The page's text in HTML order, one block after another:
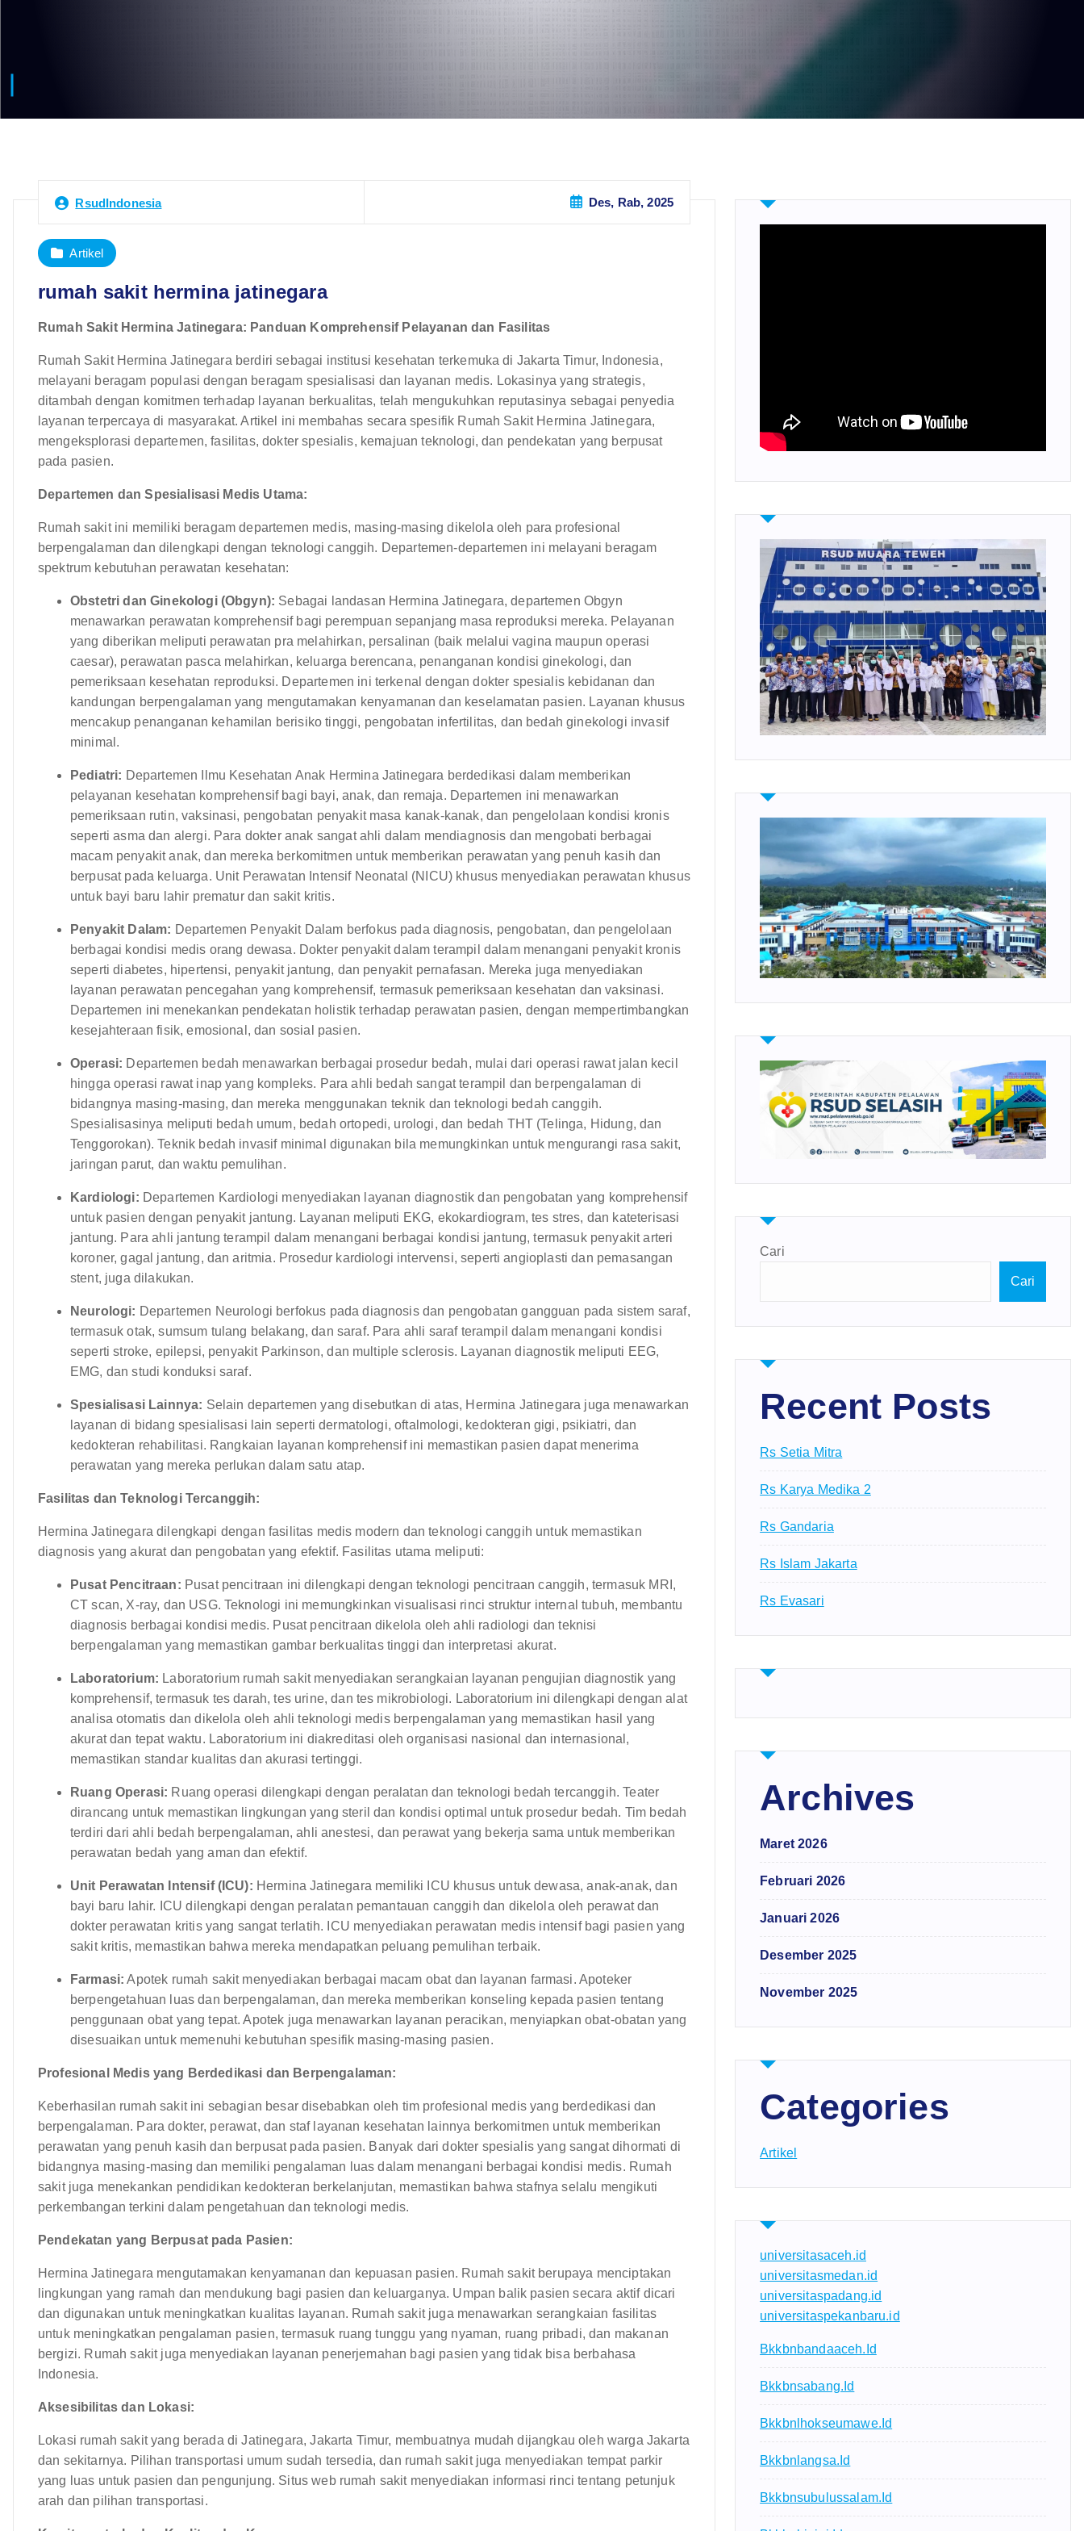
RsudIndonesia Des, Rab, 2025
Artikel
rumah sakit hermina jatinegara
Rumah Sakit Hermina Jatinegara: Panduan Komprehensif Pelayanan dan Fasilitas
Rumah Sakit Hermina Jatinegara berdiri sebagai institusi kesehatan terkemuka di Jakarta Timur, Indonesia,
melayani beragam populasi dengan beragam spesialisasi dan layanan medis. Lokasinya yang strategis,
ditambah dengan komitmen terhadap layanan berkualitas, telah mengukuhkan reputasinya sebagai penyedia
layanan terpercaya di masyarakat. Artikel ini membahas secara spesifik Rumah Sakit Hermina Jatinegara,
mengeksplorasi departemen, fasilitas, dokter spesialis, kemajuan teknologi, dan pendekatan yang berpusat
pada pasien.
Departemen dan Spesialisasi Medis Utama:
Rumah sakit ini memiliki beragam departemen medis, masing-masing dikelola oleh para profesional
berpengalaman dan dilengkapi dengan teknologi canggih. Departemen-departemen ini melayani beragam
spektrum kebutuhan perawatan kesehatan:
Obstetri dan Ginekologi (Obgyn): Sebagai landasan Hermina Jatinegara, departemen Obgyn
menawarkan perawatan komprehensif bagi perempuan sepanjang masa reproduksi mereka. Pelayanan
yang diberikan meliputi perawatan pra melahirkan, persalinan (baik melalui vagina maupun operasi
caesar), perawatan pasca melahirkan, keluarga berencana, penanganan kondisi ginekologi, dan
pemeriksaan kesehatan reproduksi. Departemen ini terkenal dengan dokter spesialis kebidanan dan
kandungan berpengalaman yang mengutamakan kenyamanan dan keselamatan pasien. Layanan khusus
mencakup penanganan kehamilan berisiko tinggi, pengobatan infertilitas, dan bedah ginekologi invasif
minimal.
Pediatri: Departemen Ilmu Kesehatan Anak Hermina Jatinegara berdedikasi dalam memberikan
pelayanan kesehatan komprehensif bagi bayi, anak, dan remaja. Departemen ini menawarkan
pemeriksaan rutin, vaksinasi, pengobatan penyakit masa kanak-kanak, dan pengelolaan kondisi kronis
seperti asma dan alergi. Para dokter anak sangat ahli dalam mendiagnosis dan mengobati berbagai
macam penyakit anak, dan mereka berkomitmen untuk memberikan perawatan yang penuh kasih dan
berpusat pada keluarga. Unit Perawatan Intensif Neonatal (NICU) khusus menyediakan perawatan khusus
untuk bayi baru lahir prematur dan sakit kritis.
Penyakit Dalam: Departemen Penyakit Dalam berfokus pada diagnosis, pengobatan, dan pengelolaan
berbagai kondisi medis orang dewasa. Dokter penyakit dalam terampil dalam menangani penyakit kronis
seperti diabetes, hipertensi, penyakit jantung, dan penyakit pernafasan. Mereka juga menyediakan
layanan perawatan pencegahan yang komprehensif, termasuk pemeriksaan kesehatan dan vaksinasi.
Departemen ini menekankan pendekatan holistik terhadap perawatan pasien, dengan mempertimbangkan
kesejahteraan fisik, emosional, dan sosial pasien.
Operasi: Departemen bedah menawarkan berbagai prosedur bedah, mulai dari operasi rawat jalan kecil
hingga operasi rawat inap yang kompleks. Para ahli bedah sangat terampil dan berpengalaman di
bidangnya masing-masing, dan mereka menggunakan teknik dan teknologi bedah canggih.
Spesialisasinya meliputi bedah umum, bedah ortopedi, urologi, dan bedah THT (Telinga, Hidung, dan
Tenggorokan). Teknik bedah invasif minimal digunakan bila memungkinkan untuk mengurangi rasa sakit,
jaringan parut, dan waktu pemulihan.
Kardiologi: Departemen Kardiologi menyediakan layanan diagnostik dan pengobatan yang komprehensif
untuk pasien dengan penyakit jantung. Layanan meliputi EKG, ekokardiogram, tes stres, dan kateterisasi
jantung. Para ahli jantung terampil dalam menangani berbagai kondisi jantung, termasuk penyakit arteri
koroner, gagal jantung, dan aritmia. Prosedur kardiologi intervensi, seperti angioplasti dan pemasangan
stent, juga dilakukan.
Neurologi: Departemen Neurologi berfokus pada diagnosis dan pengobatan gangguan pada sistem saraf,
termasuk otak, sumsum tulang belakang, dan saraf. Para ahli saraf terampil dalam menangani kondisi
seperti stroke, epilepsi, penyakit Parkinson, dan multiple sclerosis. Layanan diagnostik meliputi EEG,
EMG, dan studi konduksi saraf.
Spesialisasi Lainnya: Selain departemen yang disebutkan di atas, Hermina Jatinegara juga menawarkan
layanan di bidang spesialisasi lain seperti dermatologi, oftalmologi, kedokteran gigi, psikiatri, dan
kedokteran rehabilitasi. Rangkaian layanan komprehensif ini memastikan pasien dapat menerima
perawatan yang mereka perlukan dalam satu atap.
Fasilitas dan Teknologi Tercanggih:
Hermina Jatinegara dilengkapi dengan fasilitas medis modern dan teknologi canggih untuk memastikan
diagnosis yang akurat dan pengobatan yang efektif. Fasilitas utama meliputi:
Pusat Pencitraan: Pusat pencitraan ini dilengkapi dengan teknologi pencitraan canggih, termasuk MRI,
CT scan, X-ray, dan USG. Teknologi ini memungkinkan visualisasi rinci struktur internal tubuh, membantu
diagnosis berbagai kondisi medis. Pusat pencitraan dikelola oleh ahli radiologi dan teknisi
berpengalaman yang memastikan gambar berkualitas tinggi dan interpretasi akurat.
Laboratorium: Laboratorium rumah sakit menyediakan serangkaian layanan pengujian diagnostik yang
komprehensif, termasuk tes darah, tes urine, dan tes mikrobiologi. Laboratorium ini dilengkapi dengan alat
analisa otomatis dan dikelola oleh ahli teknologi medis berpengalaman yang memastikan hasil yang
akurat dan tepat waktu. Laboratorium ini diakreditasi oleh organisasi nasional dan internasional,
memastikan standar kualitas dan akurasi tertinggi.
Ruang Operasi: Ruang operasi dilengkapi dengan peralatan dan teknologi bedah tercanggih. Teater
dirancang untuk memastikan lingkungan yang steril dan kondisi optimal untuk prosedur bedah. Tim bedah
terdiri dari ahli bedah berpengalaman, ahli anestesi, dan perawat yang bekerja sama untuk memberikan
perawatan bedah yang aman dan efektif.
Unit Perawatan Intensif (ICU): Hermina Jatinegara memiliki ICU khusus untuk dewasa, anak-anak, dan
bayi baru lahir. ICU dilengkapi dengan peralatan pemantauan canggih dan dikelola oleh perawat dan
dokter perawatan kritis yang sangat terlatih. ICU menyediakan perawatan medis intensif bagi pasien yang
sakit kritis, memastikan bahwa mereka mendapatkan peluang pemulihan terbaik.
Farmasi: Apotek rumah sakit menyediakan berbagai macam obat dan layanan farmasi. Apoteker
berpengetahuan luas dan berpengalaman, dan mereka memberikan konseling kepada pasien tentang
penggunaan obat yang tepat. Apotek juga menawarkan layanan peracikan, menyiapkan obat-obatan yang
disesuaikan untuk memenuhi kebutuhan spesifik masing-masing pasien.
Profesional Medis yang Berdedikasi dan Berpengalaman:
Keberhasilan rumah sakit ini sebagian besar disebabkan oleh tim profesional medis yang berdedikasi dan
berpengalaman. Para dokter, perawat, dan staf layanan kesehatan lainnya berkomitmen untuk memberikan
perawatan yang penuh kasih dan berpusat pada pasien. Banyak dari dokter spesialis yang sangat dihormati di
bidangnya masing-masing dan memiliki pengalaman luas dalam menangani berbagai kondisi medis. Rumah
sakit juga menekankan pendidikan kedokteran berkelanjutan, memastikan bahwa stafnya selalu mengikuti
perkembangan terkini dalam pengetahuan dan teknologi medis.
Pendekatan yang Berpusat pada Pasien:
Hermina Jatinegara mengutamakan kenyamanan dan kepuasan pasien. Rumah sakit berupaya menciptakan
lingkungan yang ramah dan mendukung bagi pasien dan keluarganya. Umpan balik pasien secara aktif dicari
dan digunakan untuk meningkatkan kualitas layanan. Rumah sakit juga menawarkan serangkaian fasilitas
untuk meningkatkan pengalaman pasien, termasuk ruang tunggu yang nyaman, ruang pribadi, dan makanan
bergizi. Rumah sakit juga menyediakan layanan penerjemahan bagi pasien yang tidak bisa berbahasa
Indonesia.
Aksesibilitas dan Lokasi:
Lokasi rumah sakit yang berada di Jatinegara, Jakarta Timur, membuatnya mudah dijangkau oleh warga Jakarta
dan sekitarnya. Pilihan transportasi umum sudah tersedia, dan rumah sakit juga menyediakan tempat parkir
yang luas untuk pasien dan pengunjung. Situs web rumah sakit menyediakan informasi rinci tentang petunjuk
arah dan pilihan transportasi.
Cari
Cari
Recent Posts
Rs Setia Mitra
Rs Karya Medika 2
Rs Gandaria
Rs Islam Jakarta
Rs Evasari
Archives
Maret 2026
Februari 2026
Januari 2026
Desember 2025
November 2025
Categories
Artikel
universitasaceh.id
universitasmedan.id
universitaspadang.id
universitaspekanbaru.id
Bkkbnbandaaceh.id
Bkkbnsabang.id
Bkkbnlhokseumawe.id
Bkkbnlangsa.id
Bkkbnsubulussalam.id